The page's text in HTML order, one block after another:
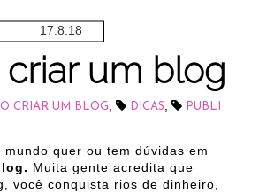
17.8.18
um blog
CRIAR UM BLOG, DICAS, PUBLI
mundo quer ou tem dúvidas em
Muita gente acredita que
você conquista rios de dinheiro,